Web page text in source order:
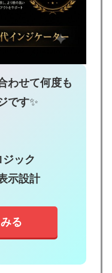
わせて何度も
です✨
ック
示設計
る